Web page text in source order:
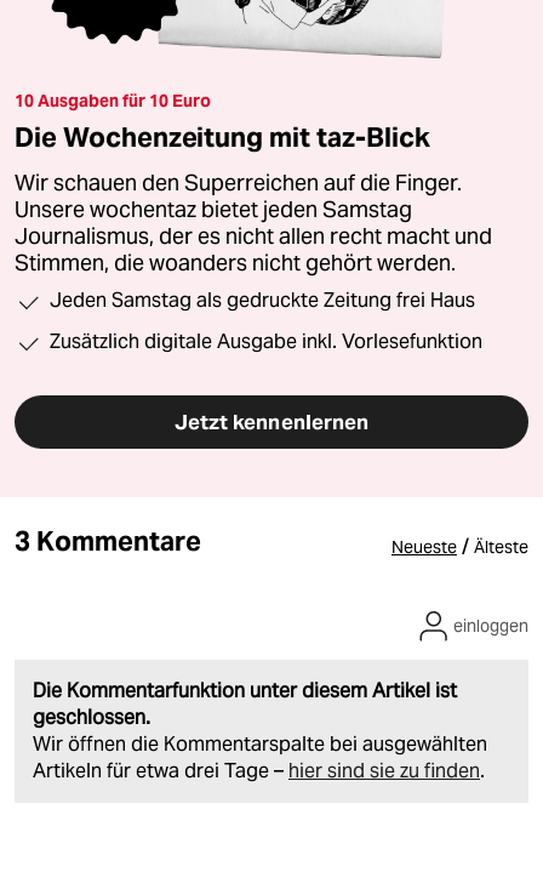
10 Ausgaben für 10 Euro
Die Wochenzeitung mit taz-Blick
Wir schauen den Superreichen auf die Finger.
Unsere wochentaz bietet jeden Samstag
Journalismus, der es nicht allen recht macht und
Stimmen, die woanders nicht gehört werden.
Jeden Samstag als gedruckte Zeitung frei Haus
Zusätzlich digitale Ausgabe inkl. Vorlesefunktion
Jetzt kennenlernen
3 Kommentare Neueste / Älteste
Die Kommentarfunktion unter diesem Artikel ist
geschlossen.
Wir öffnen die Kommentarspalte bei ausgewählten
Artikeln für etwa drei Tage – hier sind sie zu finden.
einloggen